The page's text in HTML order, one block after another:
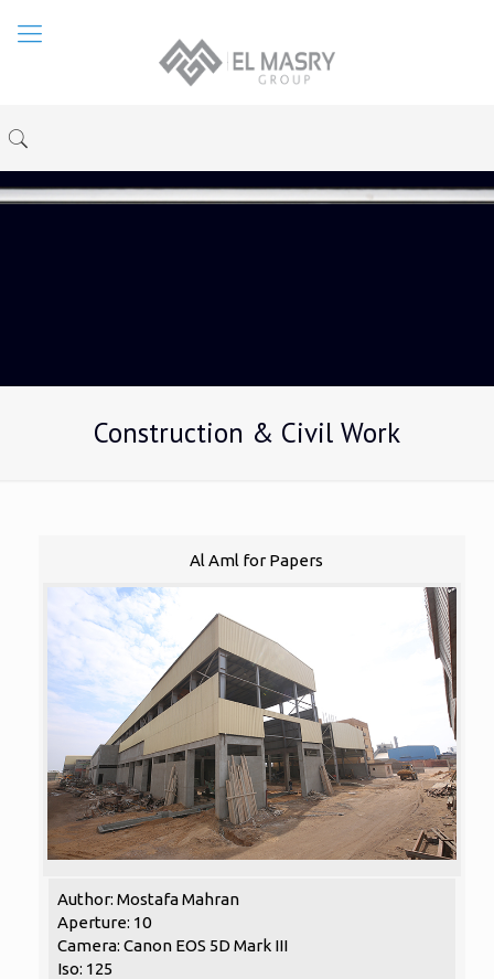
Construction & Civil Work
Al Aml for Papers
Author: Mostafa Mahran
Aperture: 10
Camera: Canon EOS 5D Mark III
Iso: 125